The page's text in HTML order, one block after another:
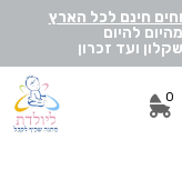
חינם לכל הארץ
להיום
ועד זכרון
0